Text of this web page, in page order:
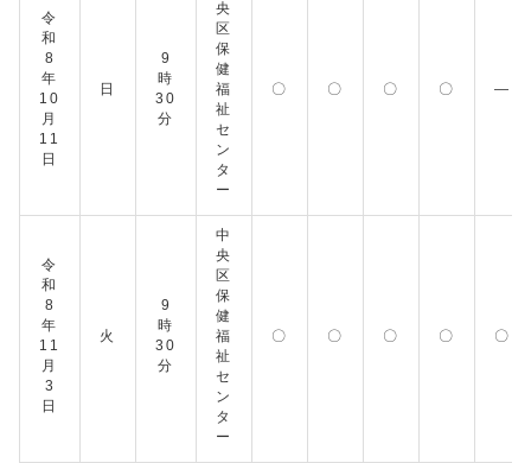
令
和
8
年
10
月
11
日
日
9
時
30
分
央
区
保
健
福
祉
セ
ン
タ
ー
〇 〇 〇 〇 ―
令
和
8
年
11
月
3
日
火
9
時
30
分
中
央
区
保
健
福
祉
セ
ン
タ
ー
〇 〇 〇 〇 〇